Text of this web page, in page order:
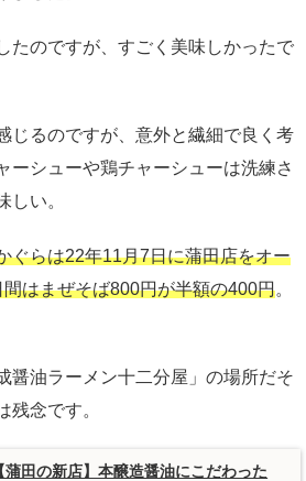
たのですが、すごく美味しかったで
じるのですが、意外と繊細で良く考
ーシューや鶏チャーシューは洗練さ
しい。
ぐらは22年11月7日に蒲田店をオー
はまぜそば800円が半額の400円。
醤油ラーメン十二分屋」の場所だそ
残念です。
蒲田の新店】本醸造醤油にこだわった